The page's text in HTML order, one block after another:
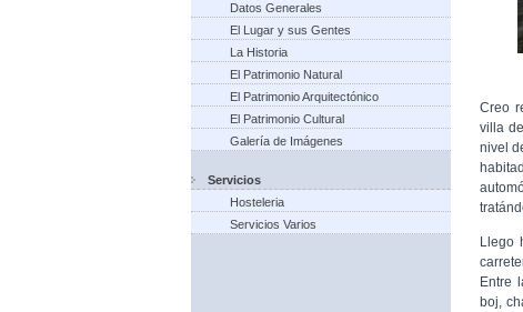
Datos Generales
El Lugar y sus Gentes
La Historia
El Patrimonio Natural
El Patrimonio Arquitectónico
El Patrimonio Cultural
Galería de Imágenes
Servicios
Hosteleria
Servicios Varios
Creo
villa
nivel
Llego
Entre
boj,